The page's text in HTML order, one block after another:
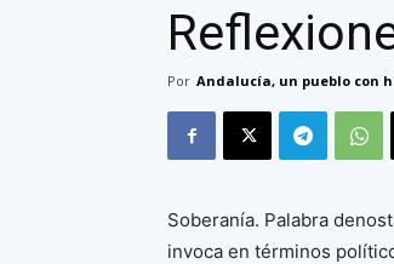
Por Andalucía, un pueblo con
Soberanía. Palabra
invoca en términos